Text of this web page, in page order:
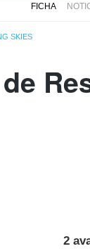
FICHA
SKIES
2